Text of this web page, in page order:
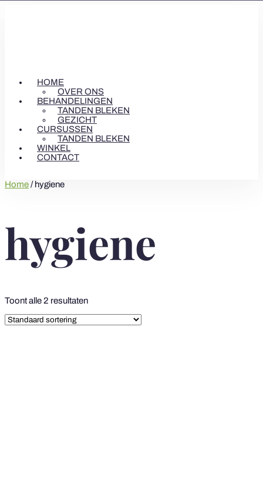
HOME
OVER ONS
BEHANDELINGEN
TANDEN BLEKEN
GEZICHT
CURSUSSEN
TANDEN BLEKEN
WINKEL
CONTACT
Home/ hygiene
hygiene
Toont alle 2 resultaten